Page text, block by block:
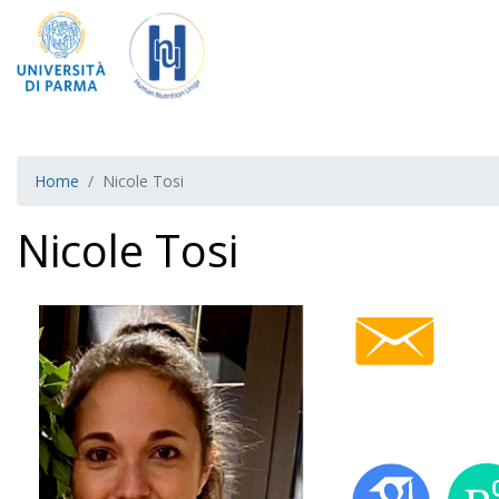
Home Nicole Tosi
Nicole Tosi